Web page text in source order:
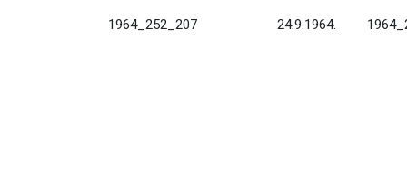
1964_252_207 24.9.1964.